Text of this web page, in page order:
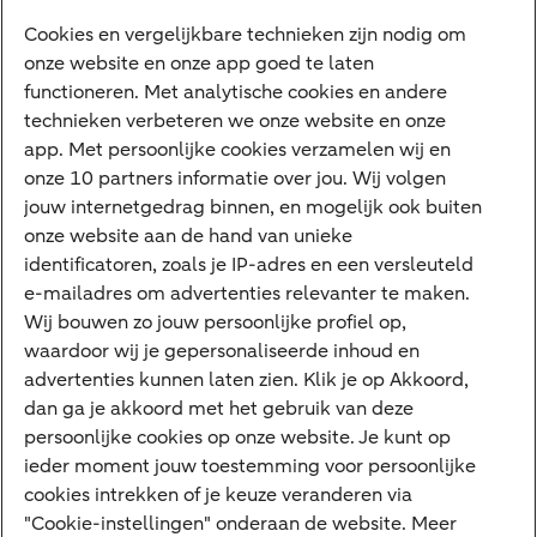
Diensten
VraagHugo
Corporate Finance
Tikkie zakelijk
Cyber Veilig & Zeker
Private Banking
Interessant
Sectoren & trends
Ondernemersverhalen
Valutacentrum
Alles over PSD2
Business Community
Cookies en vergelijkbare technieken zijn nodig om
onze website en onze app goed te laten
functioneren. Met analytische cookies en andere
technieken verbeteren we onze website en onze
app. Met persoonlijke cookies verzamelen wij en
onze 10 partners informatie over jou. Wij volgen
jouw internetgedrag binnen, en mogelijk ook buiten
onze website aan de hand van unieke
identificatoren, zoals je IP-adres en een versleuteld
e-mailadres om advertenties relevanter te maken.
Wij bouwen zo jouw persoonlijke profiel op,
waardoor wij je gepersonaliseerde inhoud en
advertenties kunnen laten zien. Klik je op Akkoord,
dan ga je akkoord met het gebruik van deze
persoonlijke cookies op onze website. Je kunt op
ieder moment jouw toestemming voor persoonlijke
cookies intrekken of je keuze veranderen via
"Cookie-instellingen" onderaan de website. Meer